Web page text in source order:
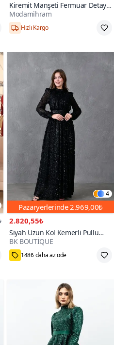
Kiremit Manşeti Fermuar Detaylı
Simli Abiye Elbise
Modamihram
Hızlı Kargo
4
Pazaryerlerinde2.969,00₺
2.820,55₺
Siyah Uzun Kol Kemerli Pullu
Tesettür Abiye Elbise
BK BOUTİQUE
800+
148₺ daha az öde